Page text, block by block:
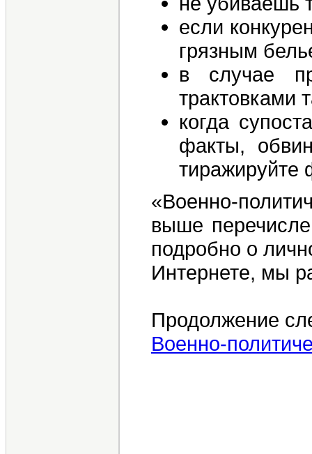
если
грязным
в случае
трактовками
когда
факты,
тиражируйте
«Военно-
выше
подробно о
Интернете, мы
Продолжение
Военно-